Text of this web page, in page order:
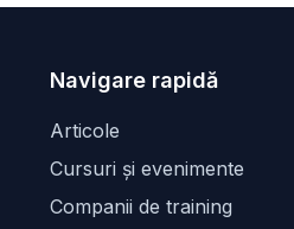
Navigare rapidă
Articole
Cursuri și evenimente
Companii de training